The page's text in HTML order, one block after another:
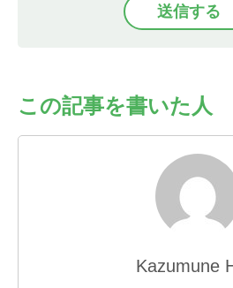
者への提供の停止
（「開示等」といいます。）を
答ができない場合があります。
・クッキーやウェブビーコン等
＜個人情報苦情及び相談窓口＞
バリュークリエーション株式会社
個人情報保護管理者：管理部 個
TEL：03-5468-6877
この記事を書いた人
Kazumune